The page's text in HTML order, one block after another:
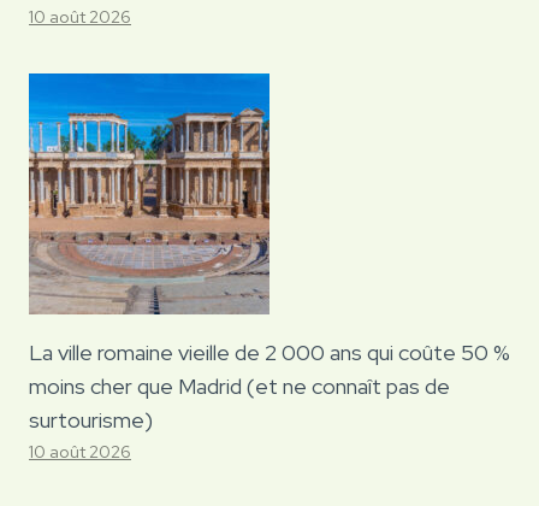
10 août 2026
La ville romaine vieille de 2 000 ans qui coûte 50 %
moins cher que Madrid (et ne connaît pas de
surtourisme)
10 août 2026